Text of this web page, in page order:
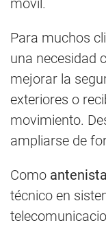
Para muchos
una necesidad
mejorar la
exteriores o
movimiento.
ampliarse de
Como
técnico en